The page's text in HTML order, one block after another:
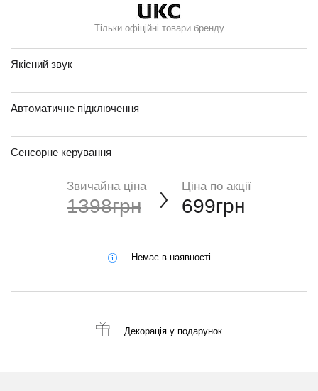
Тільки офіційні товари бренду
Якісний звук
Автоматичне підключення
Сенсорне керування
Звичайна ціна
1398грн
Ціна по акції
699грн
Немає в наявності
Декорація у подарунок